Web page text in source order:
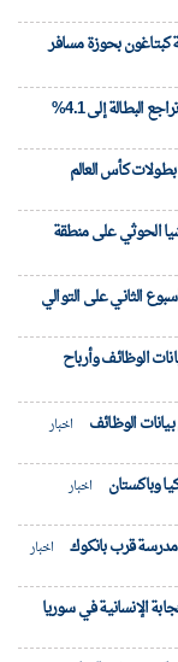
تُحبط محاولة تهريب 4255 حبة كبتاغون بحوزة مسافر
إلى 4.1%
كأس العالم
الحوثي على منطقة
الثاني على التوالي
الوظائف وأرباح
الوظائف
اخبار
وباكستان
اخبار
اخبار